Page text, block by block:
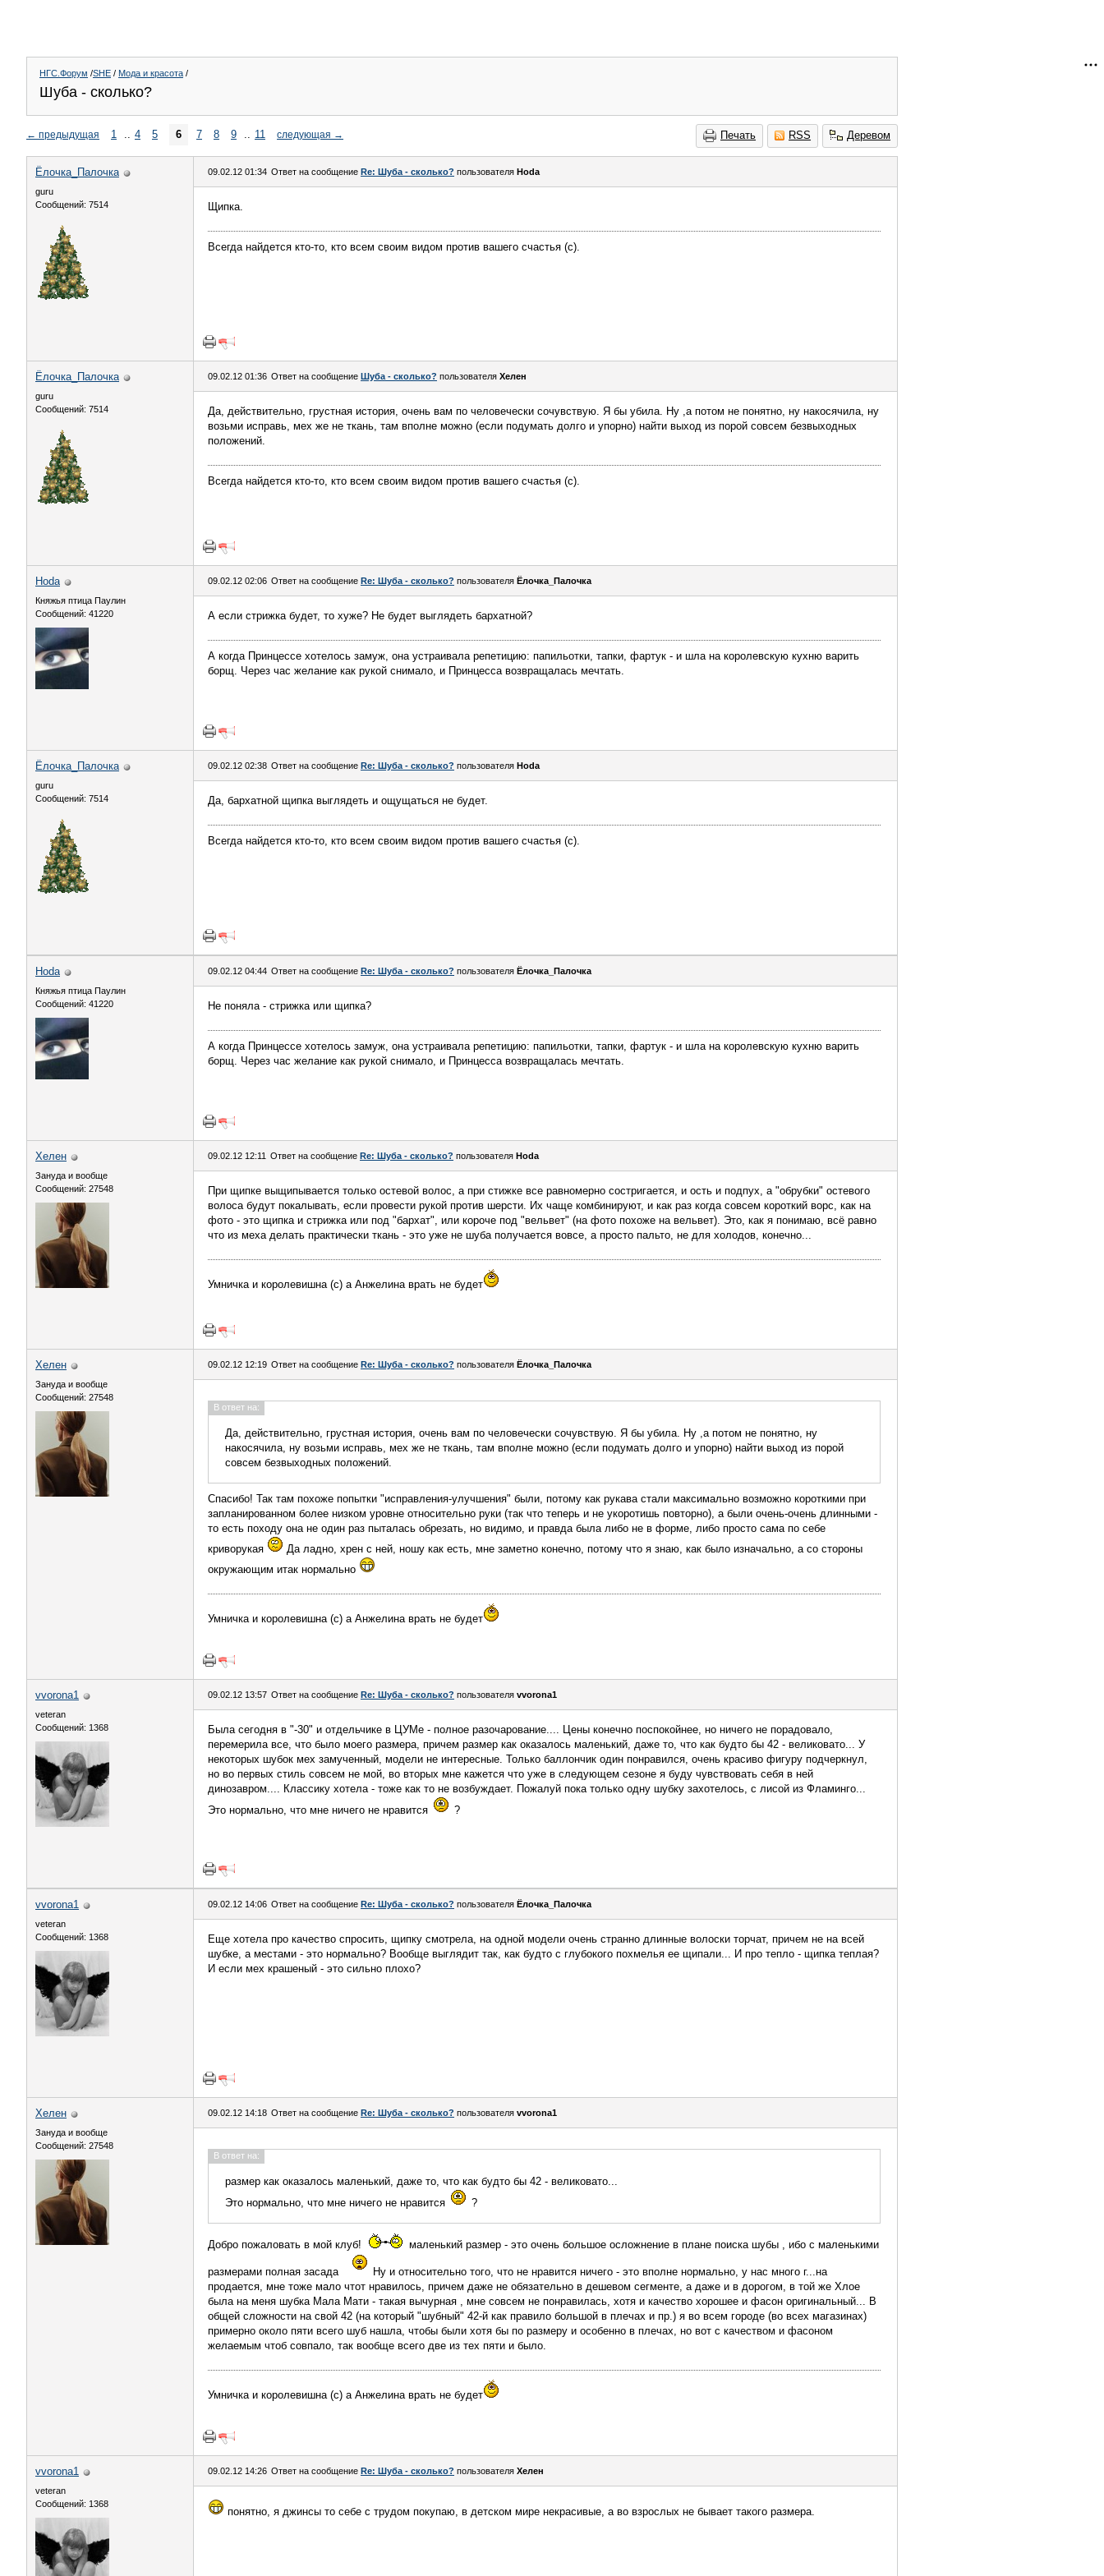
НГС.Форум /SHE / Мода и красота /
Шуба - сколько?
Печать RSS Деревом
← предыдущая 1 .. 4 5 6 7 8 9 .. 11 следующая →
Ёлочка_Палочка
guru
Сообщений: 7514
09.02.12 01:34 Ответ на сообщение Re: Шуба - сколько? пользователя Hoda
Щипка.
Всегда найдется кто-то, кто всем своим видом против вашего счастья (c).
Ёлочка_Палочка
guru
Сообщений: 7514
09.02.12 01:36 Ответ на сообщение Шуба - сколько? пользователя Хелен
Да, действительно, грустная история, очень вам по человечески сочувствую. Я бы убила. Ну ,а потом не понятно, ну накосячила, ну
возьми исправь, мех же не ткань, там вполне можно (если подумать долго и упорно) найти выход из порой совсем безвыходных
положений.
Всегда найдется кто-то, кто всем своим видом против вашего счастья (c).
Hoda
Княжья птица Паулин
Сообщений: 41220
09.02.12 02:06 Ответ на сообщение Re: Шуба - сколько? пользователя Ёлочка_Палочка
А если стрижка будет, то хуже? Не будет выглядеть бархатной?
А когда Принцессе хотелось замуж, она устраивала репетицию: папильотки, тапки, фартук - и шла на королевскую кухню варить
борщ. Через час желание как рукой снимало, и Принцесса возвращалась мечтать.
Ёлочка_Палочка
guru
Сообщений: 7514
09.02.12 02:38 Ответ на сообщение Re: Шуба - сколько? пользователя Hoda
Да, бархатной щипка выглядеть и ощущаться не будет.
Всегда найдется кто-то, кто всем своим видом против вашего счастья (c).
Hoda
Княжья птица Паулин
Сообщений: 41220
09.02.12 04:44 Ответ на сообщение Re: Шуба - сколько? пользователя Ёлочка_Палочка
Не поняла - стрижка или щипка?
А когда Принцессе хотелось замуж, она устраивала репетицию: папильотки, тапки, фартук - и шла на королевскую кухню варить
борщ. Через час желание как рукой снимало, и Принцесса возвращалась мечтать.
Хелен
Зануда и вообще
Сообщений: 27548
09.02.12 12:11 Ответ на сообщение Re: Шуба - сколько? пользователя Hoda
При щипке выщипывается только остевой волос, а при стижке все равномерно состригается, и ость и подпух, а "обрубки" остевого
волоса будут покалывать, если провести рукой против шерсти. Их чаще комбинируют, и как раз когда совсем короткий ворс, как на
фото - это щипка и стрижка или под "бархат", или короче под "вельвет" (на фото похоже на вельвет). Это, как я понимаю, всё равно
что из меха делать практически ткань - это уже не шуба получается вовсе, а просто пальто, не для холодов, конечно...
Умничка и королевишна (с) а Анжелина врать не будет
Хелен
Зануда и вообще
Сообщений: 27548
09.02.12 12:19 Ответ на сообщение Re: Шуба - сколько? пользователя Ёлочка_Палочка
В ответ на:
Да, действительно, грустная история, очень вам по человечески сочувствую. Я бы убила. Ну ,а потом не понятно, ну
накосячила, ну возьми исправь, мех же не ткань, там вполне можно (если подумать долго и упорно) найти выход из порой
совсем безвыходных положений.
Спасибо! Так там похоже попытки "исправления-улучшения" были, потому как рукава стали максимально возможно короткими при
запланированном более низком уровне относительно руки (так что теперь и не укоротишь повторно), а были очень-очень длинными -
то есть походу она не один раз пыталась обрезать, но видимо, и правда была либо не в форме, либо просто сама по себе
криворукая
Да ладно, хрен с ней, ношу как есть, мне заметно конечно, потому что я знаю, как было изначально, а со стороны
окружающим итак нормально
Умничка и королевишна (с) а Анжелина врать не будет
vvorona1
veteran
Сообщений: 1368
09.02.12 13:57 Ответ на сообщение Re: Шуба - сколько? пользователя vvorona1
Была сегодня в "-30" и отдельчике в ЦУМе - полное разочарование.... Цены конечно поспокойнее, но ничего не порадовало,
перемерила все, что было моего размера, причем размер как оказалось маленький, даже то, что как будто бы 42 - великовато... У
некоторых шубок мех замученный, модели не интересные. Только баллончик один понравился, очень красиво фигуру подчеркнул,
но во первых стиль совсем не мой, во вторых мне кажется что уже в следующем сезоне я буду чувствовать себя в ней
динозавром.... Классику хотела - тоже как то не возбуждает. Пожалуй пока только одну шубку захотелось, с лисой из Фламинго...
Это нормально, что мне ничего не нравится
?
vvorona1
veteran
Сообщений: 1368
09.02.12 14:06 Ответ на сообщение Re: Шуба - сколько? пользователя Ёлочка_Палочка
Еще хотела про качество спросить, щипку смотрела, на одной модели очень странно длинные волоски торчат, причем не на всей
шубке, а местами - это нормально? Вообще выглядит так, как будто с глубокого похмелья ее щипали... И про тепло - щипка теплая?
И если мех крашеный - это сильно плохо?
Хелен
Зануда и вообще
Сообщений: 27548
09.02.12 14:18 Ответ на сообщение Re: Шуба - сколько? пользователя vvorona1
В ответ на:
размер как оказалось маленький, даже то, что как будто бы 42 - великовато...
Это нормально, что мне ничего не нравится
?
Добро пожаловать в мой клуб! маленький размер - это очень большое осложнение в плане поиска шубы , ибо с маленькими
размерами полная засада
Ну и относительно того, что не нравится ничего - это вполне нормально, у нас много г...на
продается, мне тоже мало чтот нравилось, причем даже не обязательно в дешевом сегменте, а даже и в дорогом, в той же Хлое
была на меня шубка Мала Мати - такая вычурная , мне совсем не понравилась, хотя и качество хорошее и фасон оригинальный... В
общей сложности на свой 42 (на который "шубный" 42-й как правило большой в плечах и пр.) я во всем городе (во всех магазинах)
примерно около пяти всего шуб нашла, чтобы были хотя бы по размеру и особенно в плечах, но вот с качеством и фасоном
желаемым чтоб совпало, так вообще всего две из тех пяти и было.
Умничка и королевишна (с) а Анжелина врать не будет
vvorona1
veteran
Сообщений: 1368
09.02.12 14:26 Ответ на сообщение Re: Шуба - сколько? пользователя Хелен
понятно, я джинсы то себе с трудом покупаю, в детском мире некрасивые, а во взрослых не бывает такого размера.